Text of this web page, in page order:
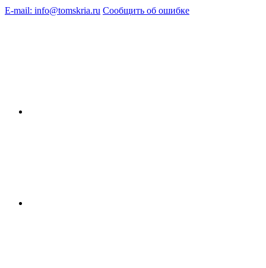
E-mail: info@tomskria.ru Сообщить об ошибке